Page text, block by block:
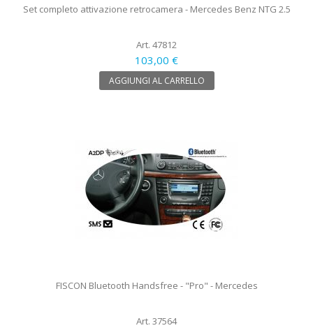
Set completo attivazione retrocamera - Mercedes Benz NTG 2.5
Art. 47812
103,00 €
AGGIUNGI AL CARRELLO
FISCON Bluetooth Handsfree - "Pro" - Mercedes
Art. 37564